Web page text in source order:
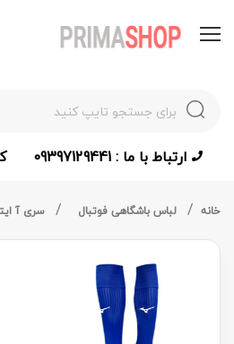
ارتباط با ما : 09397129441
خانه لباس باشگاهی فوتبال سری آ